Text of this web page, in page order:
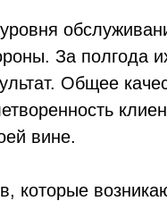
За полгода
Общее
вине.
которые